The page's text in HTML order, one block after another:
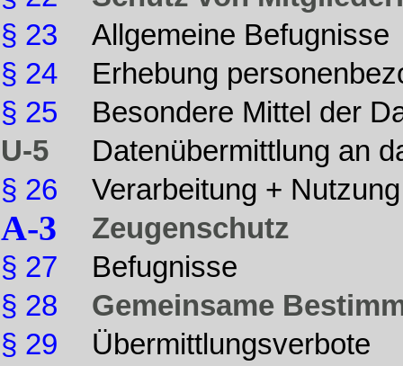
§ 23
§ 24
§ 25
U-5
§ 26
A-3
§ 27
§ 28
§ 29
Allgemeine Befugnisse
Erhebung
Besondere Mittel der
Datenübermittlung an
Verarbeitung +
Zeugenschutz
Befugnisse
Gemeinsame
Übermittlungsverbote